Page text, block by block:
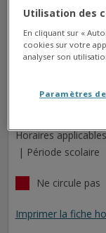
➜
➜
Cet arrêt n'est pas
Horaires
| Période scolaire
Ne circule pas
Imprimer la fiche
Utilisation des
En cliquant sur «
cookies sur votre
analyser son
Paramètres